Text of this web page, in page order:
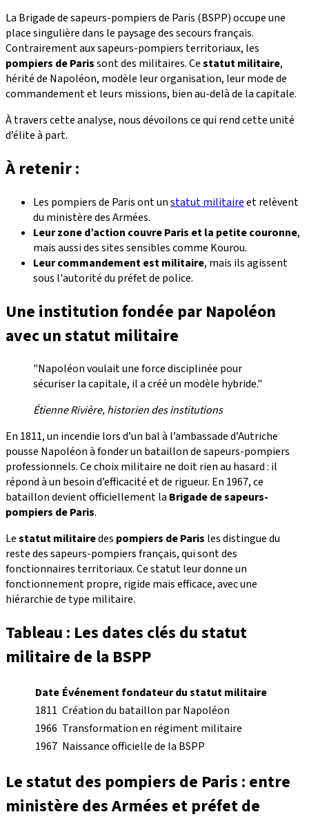
La Brigade de sapeurs-pompiers de Paris (BSPP) occupe une
place singulière dans le paysage des secours français.
Contrairement aux sapeurs-pompiers territoriaux, les
pompiers de Parissont des militaires. Cestatut militaire,
hérité de Napoléon, modèle leur organisation, leur mode de
commandement et leurs missions, bien au-delà de la capitale.
À travers cette analyse, nous dévoilons ce qui rend cette unité
d’élite à part.
À retenir :
Les pompiers de Paris ont unstatut militaireet relèvent
du ministère des Armées.
Leur zone d’action couvre Paris et la petite couronne,
mais aussi des sites sensibles comme Kourou.
Leur commandement est militaire, mais ils agissent
sous l'autorité du préfet de police.
Une institution fondée par Napoléon
avec un statut militaire
"Napoléon voulait une force disciplinée pour
sécuriser la capitale, il a créé un modèle hybride."
Étienne Rivière, historien des institutions
En 1811, un incendie lors d’un bal à l’ambassade d’Autriche
pousse Napoléon à fonder un bataillon de sapeurs-pompiers
professionnels. Ce choix militaire ne doit rien au hasard : il
répond à un besoin d’efficacité et de rigueur. En 1967, ce
bataillon devient officiellement la Brigade de sapeurs-
pompiers de Paris.
Lestatut militairedes pompiers de Paris les distingue du
reste des sapeurs-pompiers français, qui sont des
fonctionnaires territoriaux. Ce statut leur donne un
fonctionnement propre, rigide mais efficace, avec une
hiérarchie de type militaire.
Tableau : Les dates clés du statut
militaire de la BSPP
Date Événement fondateur du statut militaire
1811 Création du bataillon par Napoléon
1966 Transformation en régiment militaire
1967 Naissance officielle de la BSPP
Le statut des pompiers de Paris : entre
ministère des Armées et préfet de